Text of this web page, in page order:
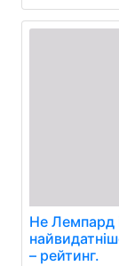
Не Лемпард
– рейтинг.